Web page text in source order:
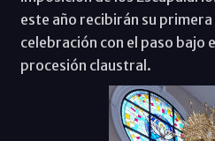
este año recibirán su
celebración con el paso bajo
procesión claustral.